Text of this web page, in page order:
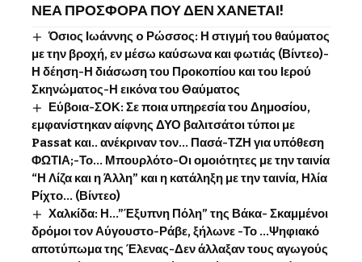
ΝΕΑ ΠΡΟΣΦΟΡΑ ΠΟΥ ΔΕΝ ΧΑΝΕΤΑΙ!
Όσιος Ιωάννης o Ρώσσος: Η στιγμή του θαύματος
με την βροχή, εν μέσω καύσωνα και φωτιάς (Βίντεο)-
Η δέηση-Η διάσωση του Προκοπίου και του Ιερού
Σκηνώματος-Η εικόνα του Θαύματος
Εύβοια-ΣΟΚ: Σε ποια υπηρεσία του Δημοσίου,
εμφανίστηκαν αίφνης ΔΥΟ βαλιτσάτοι τύποι με
Passat και.. ανέκριναν τον… Πασά-ΤΖΗ για υπόθεση
ΦΩΤΙΑ;-Το… Μπουρλότο-Οι ομοιότητες με την ταινία
“Η Λίζα και η Άλλη” και η κατάληξη με την ταινία, Ηλία
Ρίχτο… (Βίντεο)
Χαλκίδα: Η…”Έξυπνη Πόλη” της Βάκα- Σκαμμένοι
δρόμοι τον Αύγουστο-Ράβε, ξήλωνε -Το …Ψηφιακό
αποτύπωμα της Έλενας-Δεν άλλαξαν τους αγωγούς